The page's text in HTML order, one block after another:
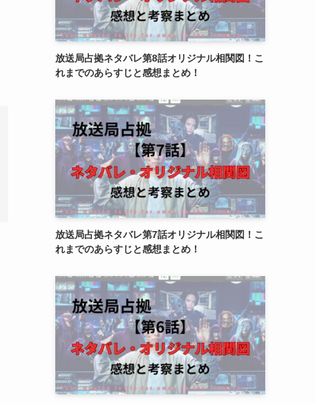
放送局占拠ネタバレ第8話オリジナル相関図！こ
れまでのあらすじと感想まとめ！
放送局占拠ネタバレ第7話オリジナル相関図！こ
れまでのあらすじと感想まとめ！